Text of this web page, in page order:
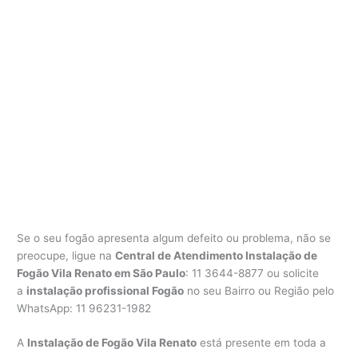
Se o seu fogão apresenta algum defeito ou problema, não se
preocupe, ligue naCentral de Atendimento Instalação de
Fogão Vila Renato em São Paulo: 11 3644-8877 ou solicite
a instalação profissional Fogão no seu Bairro ou Região pelo
WhatsApp: 11 96231-1982
A Instalação de Fogão Vila Renato está presente em toda a